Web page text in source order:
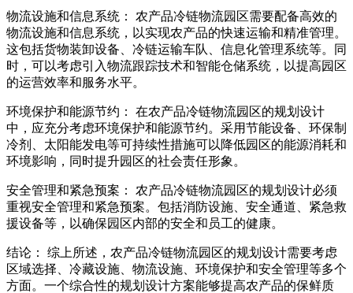
物流设施和信息系统： 农产品冷链物流园区需要配备高效的
物流设施和信息系统，以实现农产品的快速运输和精准管理。
这包括货物装卸设备、冷链运输车队、信息化管理系统等。同
时，可以考虑引入物流跟踪技术和智能仓储系统，以提高园区
的运营效率和服务水平。
环境保护和能源节约： 在农产品冷链物流园区的规划设计
中，应充分考虑环境保护和能源节约。采用节能设备、环保制
冷剂、太阳能发电等可持续性措施可以降低园区的能源消耗和
环境影响，同时提升园区的社会责任形象。
安全管理和紧急预案： 农产品冷链物流园区的规划设计必须
重视安全管理和紧急预案。包括消防设施、安全通道、紧急救
援设备等，以确保园区内部的安全和员工的健康。
结论： 综上所述，农产品冷链物流园区的规划设计需要考虑
区域选择、冷藏设施、物流设施、环境保护和安全管理等多个
方面。一个综合性的规划设计方案能够提高农产品的保鲜质